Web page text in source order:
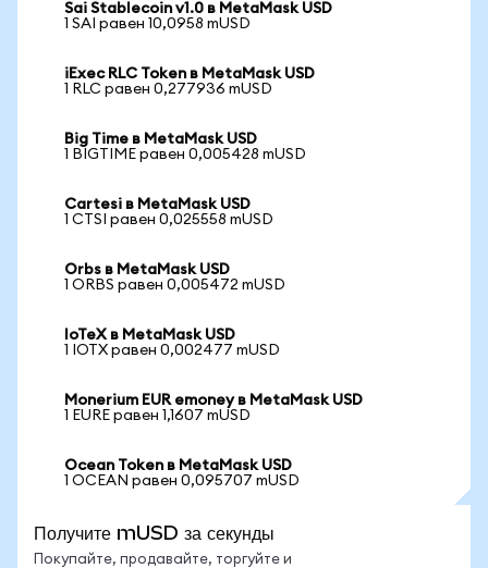
Sai Stablecoin v1.0 в MetaMask USD
1 SAI равен 10,0958 mUSD
iExec RLC Token в MetaMask USD
1 RLC равен 0,277936 mUSD
Big Time в MetaMask USD
1 BIGTIME равен 0,005428 mUSD
Cartesi в MetaMask USD
1 CTSI равен 0,025558 mUSD
Orbs в MetaMask USD
1 ORBS равен 0,005472 mUSD
IoTeX в MetaMask USD
1 IOTX равен 0,002477 mUSD
Monerium EUR emoney в MetaMask USD
1 EURE равен 1,1607 mUSD
Ocean Token в MetaMask USD
1 OCEAN равен 0,095707 mUSD
Получите mUSD за секунды
Покупайте, продавайте, торгуйте и